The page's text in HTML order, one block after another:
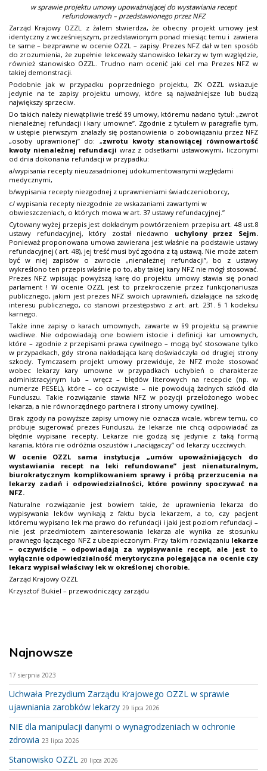
w sprawie projektu umowy upoważniającej do wystawiania recept
refundowanych – przedstawionego przez NFZ
Zarząd Krajowy OZZL z żalem stwierdza, że obecny projekt umowy jest
identyczny z wcześniejszym, przedstawionym ponad miesiąc temu i zawiera
te same – bezprawne w ocenie OZZL – zapisy. Prezes NFZ dał w ten sposób
do zrozumienia, że zupełnie lekceważy stanowisko lekarzy w tym względzie,
również stanowisko OZZL. Trudno nam ocenić jaki cel ma Prezes NFZ w
takiej demonstracji.
Podobnie jak w przypadku poprzedniego projektu, ZK OZZL wskazuje
jedynie na te zapisy projektu umowy, które są najważniejsze lub budzą
największy sprzeciw.
Do takich należy niewątpliwie treść §9 umowy, któremu nadano tytuł: „zwrot
nienależnej refundacji i kary umowne”. Zgodnie z tytułem w paragrafie tym,
w ustępie pierwszym znalazły się postanowienia o zobowiązaniu przez NFZ
„osoby uprawnionej” do: „zwrotu kwoty stanowiącej równowartość
kwoty nienależnej refundacji wraz z odsetkami ustawowymi, liczonymi
od dnia dokonania refundacji w przypadku:
a/wypisania recepty nieuzasadnionej udokumentowanymi względami
medycznymi,
b/wypisania recepty niezgodnej z uprawnieniami świadczenioborcy,
c/ wypisania recepty niezgodnie ze wskazaniami zawartymi w
obwieszczeniach, o których mowa w art. 37 ustawy refundacyjnej.”
Cytowany wyżej przepis jest dokładnym powtórzeniem przepisu art. 48 ust.8
ustawy refundacyjnej, który został niedawno
uchylony przez Sejm.
Ponieważ proponowana umowa zawierana jest właśnie na podstawie ustawy
refundacyjnej ( art. 48), jej treść musi być zgodna z tą ustawą. Nie może zatem
być w niej zapisów o zwrocie „nienależnej refundacji”, bo z ustawy
wykreślono ten przepis właśnie po to, aby takiej kary NFZ nie mógł stosować.
Prezes NFZ wpisując powyższą karę do projektu umowy stawia się ponad
parlament ! W ocenie OZZL jest to przekroczenie przez funkcjonariusza
publicznego, jakim jest prezes NFZ swoich uprawnień, działające na szkodę
interesu publicznego, co stanowi przestępstwo z art. art. 231. § 1 kodeksu
karnego.
Także inne zapisy o karach umownych, zawarte w §9 projektu są prawnie
wadliwe. Nie odpowiadają one bowiem istocie i definicji kar umownych,
które – zgodnie z przepisami prawa cywilnego – mogą być stosowane tylko
w przypadkach, gdy strona nakładająca karę doświadczyła od drugiej strony
szkody. Tymczasem projekt umowy przewiduje, że NFZ może stosować
wobec lekarzy kary umowne w przypadkach uchybień o charakterze
administracyjnym lub – wręcz – błędów literowych na recepcie (np. w
numerze PESEL), które – co oczywiste – nie powodują żadnych szkód dla
Funduszu. Takie rozwiązanie stawia NFZ w pozycji przełożonego wobec
lekarza, a nie równorzędnego partnera i strony umowy cywilnej.
Brak zgody na powyższe zapisy umowy nie oznacza wcale, wbrew temu, co
próbuje sugerować prezes Funduszu, że lekarze nie chcą odpowiadać za
błędnie wypisane recepty. Lekarze nie godzą się jedynie z taką formą
karania, która nie odróżnia oszustów i „naciągaczy” od lekarzy uczciwych.
W ocenie OZZL sama instytucja „umów upoważniających do
wystawiania recept na leki refundowane” jest nienaturalnym,
biurokratycznym komplikowaniem sprawy i próbą przerzucenia na
lekarzy zadań i odpowiedzialności, które powinny spoczywać na
NFZ.
Naturalne rozwiązanie jest bowiem takie, że uprawnienia lekarza do
wypisywania leków wynikają z faktu bycia lekarzem, a to, czy pacjent
któremu wypisano lek ma prawo do refundacji i jaki jest poziom refundacji –
nie jest przedmiotem zainteresowania lekarza ale wynika ze stosunku
prawnego łączącego NFZ z ubezpieczonym. Przy takim rozwiązaniu lekarze
– oczywiście – odpowiadają za wypisywanie recept, ale jest to
wyłącznie odpowiedzialność merytoryczna polegająca na ocenie czy
lekarz wypisał właściwy lek w określonej chorobie.
Zarząd Krajowy OZZL
Krzysztof Bukiel – przewodniczący zarządu
Najnowsze
17 sierpnia 2023
Uchwała Prezydium Zarządu Krajowego OZZL w sprawie
ujawniania zarobków lekarzy 29 lipca 2026
NIE dla manipulacji danymi o wynagrodzeniach w ochronie
zdrowia 23 lipca 2026
Stanowisko OZZL 20 lipca 2026